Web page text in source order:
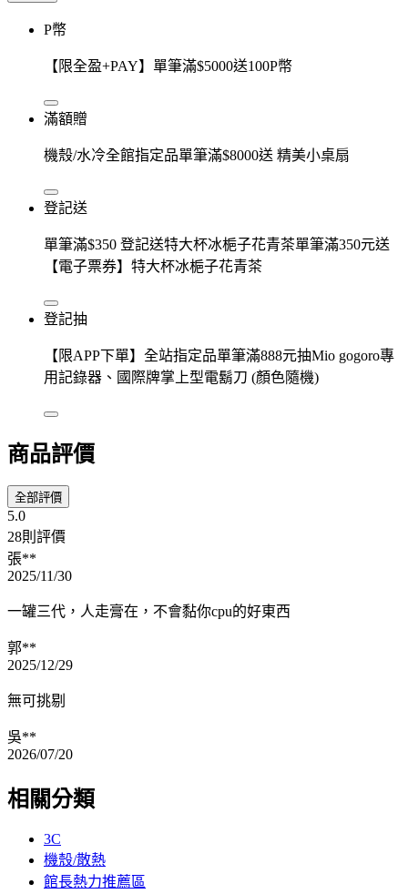
P幣
【限全盈+PAY】單筆滿$5000送100P幣
滿額贈
機殼/水冷全館指定品單筆滿$8000送 精美小桌扇
登記送
單筆滿$350 登記送特大杯冰梔子花青茶單筆滿350元送
【電子票券】特大杯冰梔子花青茶
登記抽
【限APP下單】全站指定品單筆滿888元抽Mio gogoro專
用記錄器、國際牌掌上型電鬍刀 (顏色隨機)
商品評價
全部評價
5.0
28則評價
張**
2025/11/30
一罐三代，人走膏在，不會黏你cpu的好東西
郭**
2025/12/29
無可挑剔
吳**
2026/07/20
相關分類
3C
機殼/散熱
館長熱力推薦區